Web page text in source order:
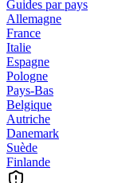
Guides par pays
Allemagne
France
Italie
Espagne
Pologne
Pays-Bas
Belgique
Autriche
Danemark
Suède
Finlande